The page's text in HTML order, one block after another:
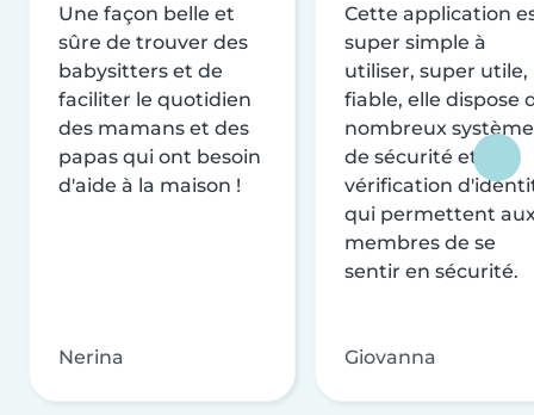
Une façon belle et
sûre de trouver des
babysitters et de
faciliter le quotidien
des mamans et des
papas qui ont besoin
d'aide à la maison !
Nerina
Cette application
super simple à
utiliser, super utile,
fiable, elle dispose
nombreux
de sécurité et de
vérification
qui permettent
membres de se
sentir en sécurité.
Giovanna